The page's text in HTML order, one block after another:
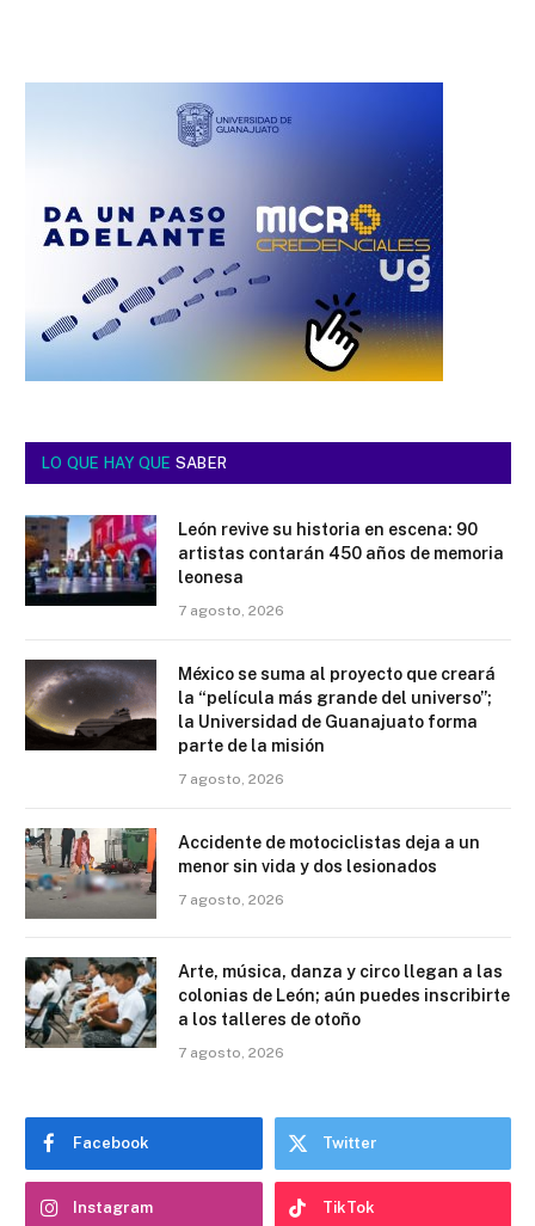
LO QUE HAY QUE SABER
León revive su historia en escena: 90
artistas contarán 450 años de memoria
leonesa
7 agosto, 2026
México se suma al proyecto que creará
la “película más grande del universo”;
la Universidad de Guanajuato forma
parte de la misión
7 agosto, 2026
Accidente de motociclistas deja a un
menor sin vida y dos lesionados
7 agosto, 2026
Arte, música, danza y circo llegan a las
colonias de León; aún puedes inscribirte
a los talleres de otoño
7 agosto, 2026
Facebook Twitter
Instagram TikTok